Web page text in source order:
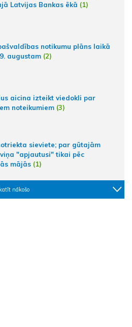
Latvijas Bankas ēkā (1)
notikumu plāns laikā
augustam (2)
aicina izteikt viedokli par
noteikumiem (3)
sieviete; par gūtajām
"apjautusi" tikai pēc
mājās (1)
nākošo